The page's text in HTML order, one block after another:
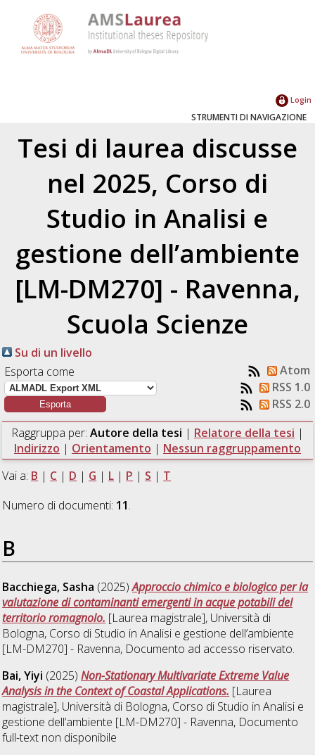
Login
STRUMENTI DI NAVIGAZIONE
Tesi di laurea discusse
nel 2025, Corso di
Studio in Analisi e
gestione dell’ambiente
[LM-DM270] - Ravenna,
Scuola Scienze
Su di un livello
Esporta come
Atom
RSS 1.0
RSS 2.0
Raggruppa per: Autore della tesi | Relatore della tesi |
Indirizzo | Orientamento | Nessun raggruppamento
Vai a: B | C | D | G | L | P | S | T
Numero di documenti: 11.
B
Bacchiega, Sasha (2025)Approccio chimico e biologico per la
valutazione di contaminanti emergenti in acque potabili del
territorio romagnolo. [Laurea magistrale], Università di
Bologna, Corso di Studio inAnalisi e gestione dell’ambiente
[LM-DM270] - Ravenna, Documento ad accesso riservato.
Bai, Yiyi (2025)Non-Stationary Multivariate Extreme Value
Analysis in the Context of Coastal Applications. [Laurea
magistrale], Università di Bologna, Corso di Studio inAnalisi e
gestione dell’ambiente [LM-DM270] - Ravenna, Documento
full-text non disponibile